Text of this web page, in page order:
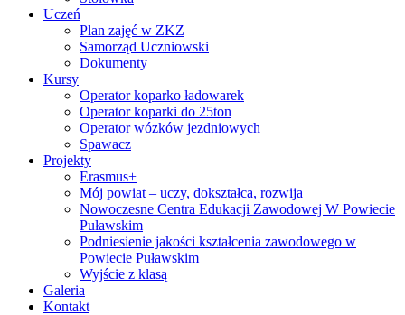
Uczeń
Plan zajęć w ZKZ
Samorząd Uczniowski
Dokumenty
Kursy
Operator koparko ładowarek
Operator koparki do 25ton
Operator wózków jezdniowych
Spawacz
Projekty
Erasmus+
Mój powiat – uczy, dokształca, rozwija
Nowoczesne Centra Edukacji Zawodowej W Powiecie
Puławskim
Podniesienie jakości kształcenia zawodowego w
Powiecie Puławskim
Wyjście z klasą
Galeria
Kontakt